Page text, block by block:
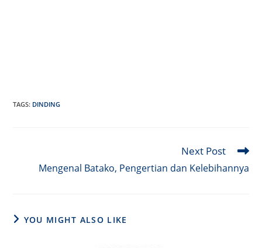
TAGS: DINDING
articles
Next Post
Mengenal Batako, Pengertian dan Kelebihannya
YOU MIGHT ALSO LIKE